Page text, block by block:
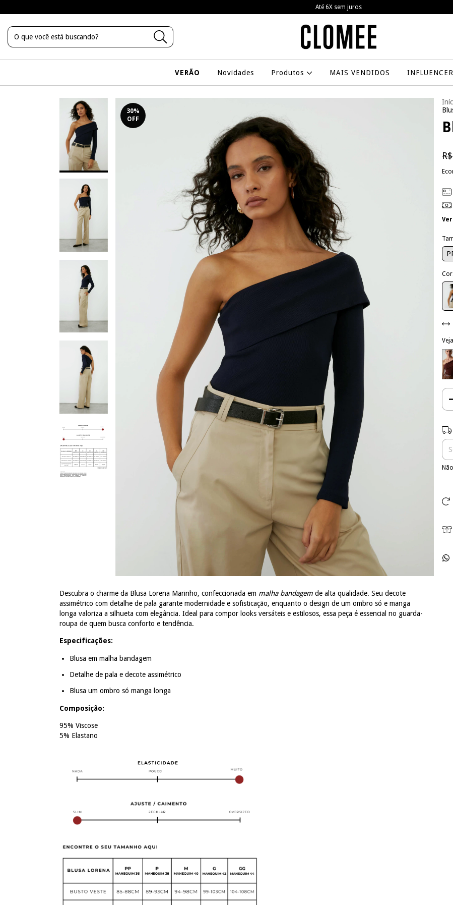
Frete grátis a partir de R$799,00
VERÃO Novidades Produtos MAIS VENDIDOS
30%
OFF
Descubra o charme da Blusa Lorena Marinho, confeccionada em malha bandagem de alta qualidade. Seu decote
assimétrico com detalhe de pala garante modernidade e sofisticação, enquanto o design de um ombro só e manga
longa valoriza a silhueta com elegância. Ideal para compor looks versáteis e estilosos, essa peça é essencial no guarda-
roupa de quem busca conforto e tendência.
Especificações:
Blusa em malha bandagem
Detalhe de pala e decote assimétrico
Blusa um ombro só manga longa
Composição:
95% Viscose
5% Elastano